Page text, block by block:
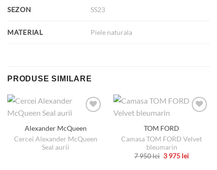
SEZON SS23
MATERIAL Piele naturala
PRODUSE SIMILARE
Alexander McQueen
Cercei Alexander McQueen
Seal aurii
TOM FORD
Camasa TOM FORD Velvet
bleumarin
7 950lei Prețul
3 975 leiPrețul